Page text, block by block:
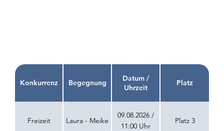
Konkurrenz Begegnung
Datum /
Uhrzeit
Platz
Freizeit Laura - Meike
09.08.2026 /
11:00 Uhr
Platz 3